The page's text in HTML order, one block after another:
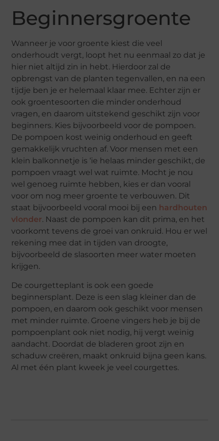
Beginnersgroente
Wanneer je voor groente kiest die veel
onderhoudt vergt, loopt het nu eenmaal zo dat je
hier niet altijd zin in hebt. Hierdoor zal de
opbrengst van de planten tegenvallen, en na een
tijdje ben je er helemaal klaar mee. Echter zijn er
ook groentesoorten die minder onderhoud
vragen, en daarom uitstekend geschikt zijn voor
beginners. Kies bijvoorbeeld voor de pompoen.
De pompoen kost weinig onderhoud en geeft
gemakkelijk vruchten af. Voor mensen met een
klein balkonnetje is ‘ie helaas minder geschikt, de
pompoen vraagt wel wat ruimte. Mocht je nou
wel genoeg ruimte hebben, kies er dan vooral
voor om nog meer groente te verbouwen. Dit
staat bijvoorbeeld vooral mooi bij een hardhouten
vlonder. Naast de pompoen kan dit prima, en het
voorkomt tevens de groei van onkruid. Hou er wel
rekening mee dat in tijden van droogte,
bijvoorbeeld de slasoorten meer water moeten
krijgen.
De courgetteplant is ook een goede
beginnersplant. Deze is een slag kleiner dan de
pompoen, en daarom ook geschikt voor mensen
met minder ruimte. Groene vingers heb je bij de
pompoenplant ook niet nodig, hij vergt weinig
aandacht. Doordat de bladeren groot zijn en
schaduw creëren, maakt onkruid bijna geen kans.
Al met één plant kweek je veel courgettes.